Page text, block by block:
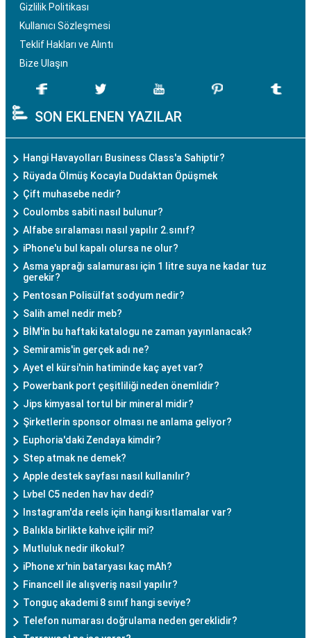
Gizlilik Politikası
Kullanıcı Sözleşmesi
Teklif Hakları ve Alıntı
Bize Ulaşın
SON EKLENEN YAZILAR
Hangi Havayolları Business Class'a Sahiptir?
Rüyada Ölmüş Kocayla Dudaktan Öpüşmek
Çift muhasebe nedir?
Coulombs sabiti nasıl bulunur?
Alfabe sıralaması nasıl yapılır 2.sınıf?
iPhone'u bul kapalı olursa ne olur?
Asma yaprağı salamurası için 1 litre suya ne kadar tuz
gerekir?
Pentosan Polisülfat sodyum nedir?
Salih amel nedir meb?
BİM'in bu haftaki katalogu ne zaman yayınlanacak?
Semiramis'in gerçek adı ne?
Ayet el kürsi'nin hatiminde kaç ayet var?
Powerbank port çeşitliliği neden önemlidir?
Jips kimyasal tortul bir mineral midir?
Şirketlerin sponsor olması ne anlama geliyor?
Euphoria'daki Zendaya kimdir?
Step atmak ne demek?
Apple destek sayfası nasıl kullanılır?
Lvbel C5 neden hav hav dedi?
Instagram'da reels için hangi kısıtlamalar var?
Balıkla birlikte kahve içilir mi?
Mutluluk nedir ilkokul?
iPhone xr'nin bataryası kaç mAh?
Financell ile alışveriş nasıl yapılır?
Tonguç akademi 8 sınıf hangi seviye?
Telefon numarası doğrulama neden gereklidir?